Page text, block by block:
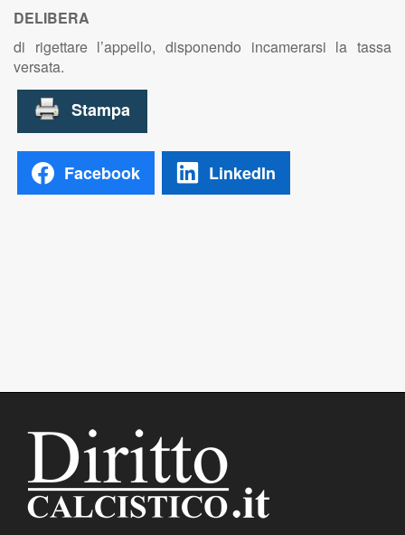
DELIBERA
di rigettare l’appello, disponendo incamerarsi la tassa
versata.
Facebook LinkedIn